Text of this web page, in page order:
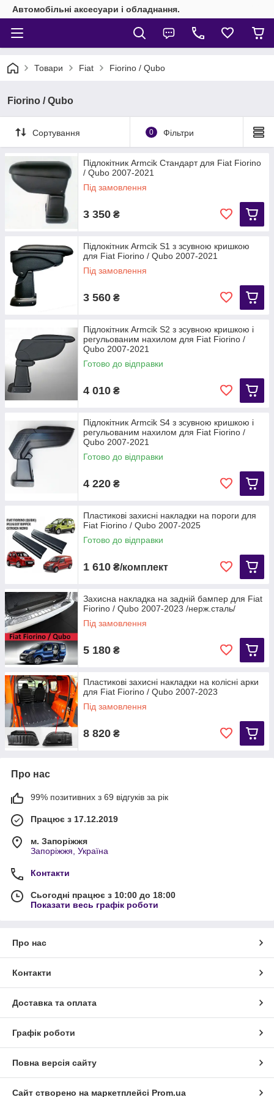
Автомобільні аксесуари і обладнання.
Товари Fiat Fiorino / Qubo
Fiorino / Qubo
Сортування 0 Фільтри
Підлокітник Armcik Стандарт для Fiat Fiorino
/ Qubo 2007-2021
Під замовлення
3 350 ₴
Підлокітник Armcik S1 з зсувною кришкою
для Fiat Fiorino / Qubo 2007-2021
Під замовлення
3 560 ₴
Підлокітник Armcik S2 з зсувною кришкою і
регульованим нахилом для Fiat Fiorino /
Qubo 2007-2021
Готово до відправки
4 010 ₴
Підлокітник Armcik S4 з зсувною кришкою і
регульованим нахилом для Fiat Fiorino /
Qubo 2007-2021
Готово до відправки
4 220 ₴
Пластикові захисні накладки на пороги для
Fiat Fiorino / Qubo 2007-2025
Готово до відправки
1 610 ₴/комплект
Захисна накладка на задній бампер для Fiat
Fiorino / Qubo 2007-2023 /нерж.сталь/
Під замовлення
5 180 ₴
Пластикові захисні накладки на колісні арки
для Fiat Fiorino / Qubo 2007-2023
Під замовлення
8 820 ₴
Про нас
99% позитивних з 69 відгуків за рік
Працює з 17.12.2019
м. Запоріжжя
Запоріжжя, Україна
Контакти
Сьогодні працює з 10:00 до 18:00
Показати весь графік роботи
Про нас
Контакти
Доставка та оплата
Графік роботи
Повна версія сайту
Сайт створено на маркетплейсі Prom.ua